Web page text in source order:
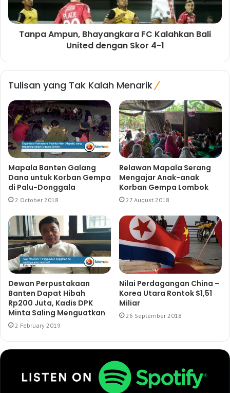
Tanpa Ampun, Bhayangkara FC Kalahkan Bali
United dengan Skor 4-1
Tulisan yang Tak Kalah Menarik
Mapala Banten Galang
Dana untuk Korban Gempa
di Palu-Donggala
2 October 2018
Relawan Mapala Serang
Mengajar Anak-anak
Korban Gempa Lombok
27 August 2018
Dewan Perpustakaan
Banten Dapat Hibah
Rp200 Juta, Kadis DPK
Minta Saling Menguatkan
2 February 2019
Nilai Perdagangan China –
Korea Utara Rontok $1,51
Miliar
26 September 2018